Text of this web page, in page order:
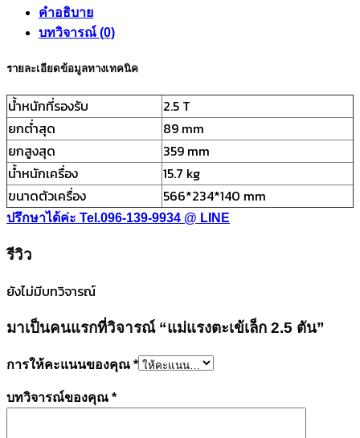
คำอธิบาย
บทวิจารณ์ (0)
รายละเอียดข้อมูลทางเทคนิค
น้ำหนักที่รองรับ
2.5 T
ยกต่ำสุด
89 mm
ยกสูงสุด
359 mm
น้ำหนักเครื่อง
15.7 kg
ขนาดตัวเครื่อง
566*234*140 mm
ปรึกษาได้ค่ะ Tel.096-139-9934 @ LINE
รีวิว
ยังไม่มีบทวิจารณ์
มาเป็นคนแรกที่วิจารณ์ “แม่แรงตะเข้เล็ก 2.5 ตัน”
การให้คะแนนของคุณ *
บทวิจารณ์ของคุณ *